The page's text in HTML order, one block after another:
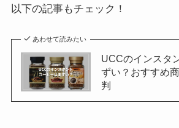
以下の記事もチェック！
あわせて読みたい
UCCのインスタ
ずい？おすすめ
判